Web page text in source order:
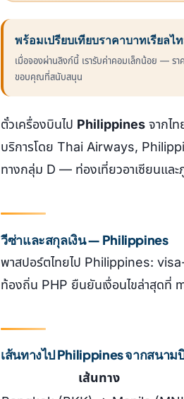
พร้อมเปรียบเทียบราคาบาทเรียลไ
เมื่อจองผ่านลิงก์นี้ เรารับค่าคอมเล็กน้อย — รา
ขอบคุณที่สนับสนุน
ตั๋วเครื่องบินไป Philippines จากไ
บริการโดย Thai Airways,
ทางกลุ่ม D — ท่องเที่ยวอาเซียนแล
วีซ่าและสกุลเงิน — Philippines
พาสปอร์ตไทยไป Philippines:
ท้องถิ่น PHP ยืนยันเงื่อนไขล่าสุดที่
เส้นทางไป Philippines จากสนาม
เส้นทาง